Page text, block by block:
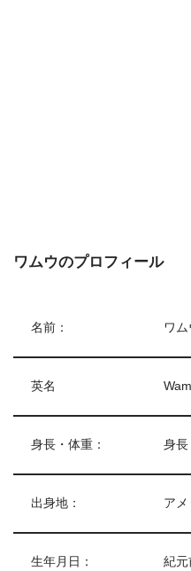
ワムウのプロフィール
名前： ワム
英名
身長・体重： 身
出身地： ア
生年月日： 紀元